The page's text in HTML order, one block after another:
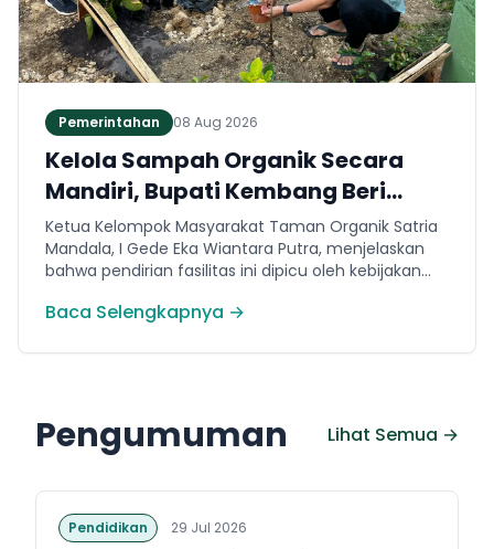
Pemerintahan 08 Aug 2026
Kelola Sampah Organik Secara
Mandiri, Bupati Kembang Beri
Apresiasi Tinggi Warga Sri
Mandala
Ketua Kelompok Masyarakat Taman Organik Satria
Mandala, I Gede Eka Wiantara Putra, menjelaskan
bahwa pendirian fasilitas ini dipicu oleh kebijakan
2026.
Baca Selengkapnya →
Pengumuman Lihat Semua →
Pendidikan 29 Jul 2026